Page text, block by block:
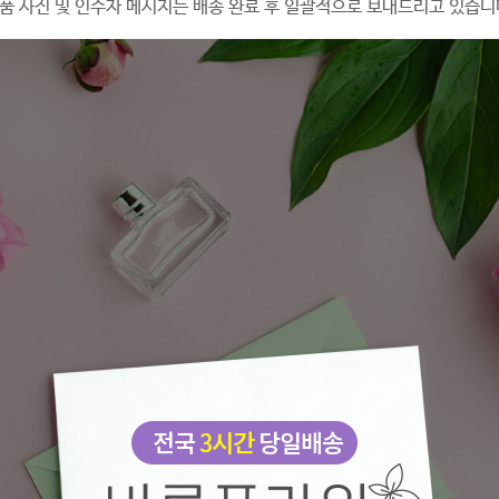
사진 및 인수자 메시지는 배송 완료 후 일괄적으로 보내드리고 있습